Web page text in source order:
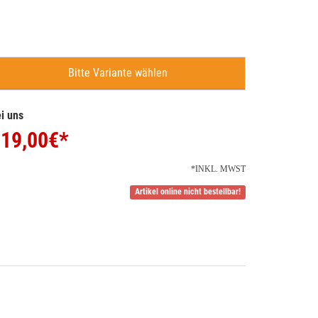
Bitte Variante wählen
uns
€*
*INKL. MWST
Artikel online nicht bestellbar!